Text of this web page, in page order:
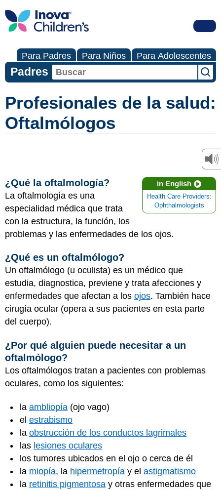
Para Padres Para Niños Para Adolescentes
Padres
Profesionales de la salud:
Oftalmólogos
in English
Health Care Providers:
Ophthalmologists
¿Qué la oftalmología?
La oftalmología es una
especialidad médica que trata
con la estructura, la función, los
problemas y las enfermedades de los ojos.
¿Qué es un oftalmólogo?
Un oftalmólogo (u oculista) es un médico que
estudia, diagnostica, previene y trata afecciones y
enfermedades que afectan a los ojos. También hace
cirugía ocular (opera a sus pacientes en esta parte
del cuerpo).
¿Por qué alguien puede necesitar a un
oftalmólogo?
Los oftalmólogos tratan a pacientes con problemas
oculares, como los siguientes:
la ambliopía (ojo vago)
el estrabismo
la obstrucción de los conductos lagrimales
las lesiones oculares
los tumores ubicados en el ojo o cerca de él
la miopía, la hipermetropía y el astigmatismo
la retinitis pigmentosa y otras enfermedades que